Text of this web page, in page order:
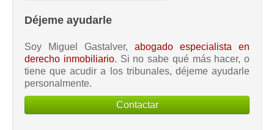
Déjeme ayudarle
Soy Miguel Gastalver, abogado especialista en
derecho inmobiliario. Si no sabe qué más hacer, o
tiene que acudir a los tribunales, déjeme ayudarle
personalmente.
Contactar